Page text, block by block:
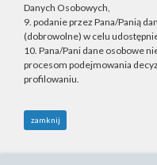
Danych Osobowych,
9. podanie przez Pana/Panią
(dobrowolne) w celu
10. Pana/Pani dane osobowe
procesom podejmowania
profilowaniu.
zamknij